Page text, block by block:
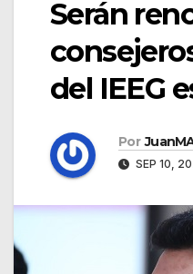
Serán
del IEEG
Por
SEP 10,